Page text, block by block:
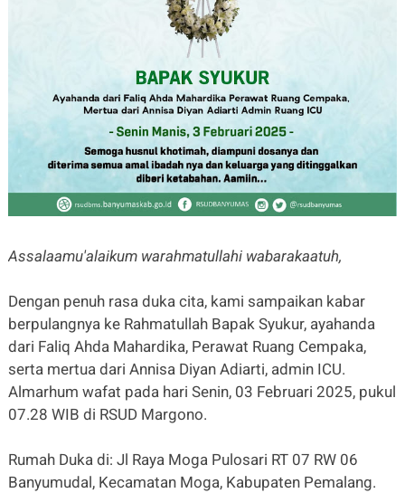
Assalaamu'alaikum warahmatullahi wabarakaatuh,
Dengan penuh rasa duka cita, kami sampaikan kabar
berpulangnya ke Rahmatullah Bapak Syukur, ayahanda
dari Faliq Ahda Mahardika, Perawat Ruang Cempaka,
serta mertua dari Annisa Diyan Adiarti, admin ICU.
Almarhum wafat pada hari Senin, 03 Februari 2025, pukul
07.28 WIB di RSUD Margono.
Rumah Duka di: Jl Raya Moga Pulosari RT 07 RW 06
Banyumudal, Kecamatan Moga, Kabupaten Pemalang.